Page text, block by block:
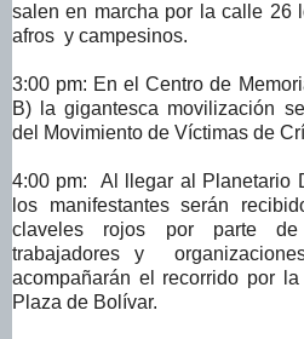
salen en marcha por la calle 26
afros y campesinos.
3:00 pm: En el Centro de
B) la gigantesca movilización
del Movimiento de Víctimas de
4:00 pm: Al llegar al Planetario
los manifestantes serán
claveles rojos por parte de
trabajadores y
acompañarán el recorrido por
Plaza de Bolívar.